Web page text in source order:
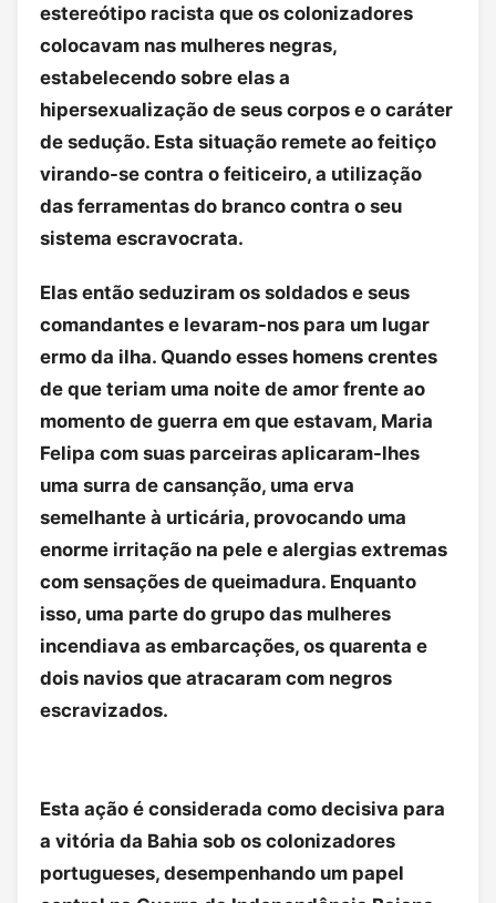
estereótipo racista que os colonizadores
colocavam nas mulheres negras,
estabelecendo sobre elas a
hipersexualização de seus corpos e o caráter
de sedução. Esta situação remete ao feitiço
virando-se contra o feiticeiro, a utilização
das ferramentas do branco contra o seu
sistema escravocrata.
Elas então seduziram os soldados e seus
comandantes e levaram-nos para um lugar
ermo da ilha. Quando esses homens crentes
de que teriam uma noite de amor frente ao
momento de guerra em que estavam, Maria
Felipa com suas parceiras aplicaram-lhes
uma surra de cansanção, uma erva
semelhante à urticária, provocando uma
enorme irritação na pele e alergias extremas
com sensações de queimadura. Enquanto
isso, uma parte do grupo das mulheres
incendiava as embarcações, os quarenta e
dois navios que atracaram com negros
escravizados.
Esta ação é considerada como decisiva para
a vitória da Bahia sob os colonizadores
portugueses, desempenhando um papel